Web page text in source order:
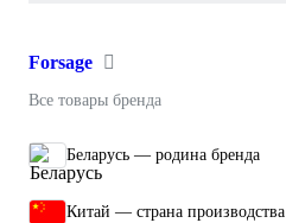
Forsage
Все товары бренда
Беларусь — родина бренда
Китай — страна производства